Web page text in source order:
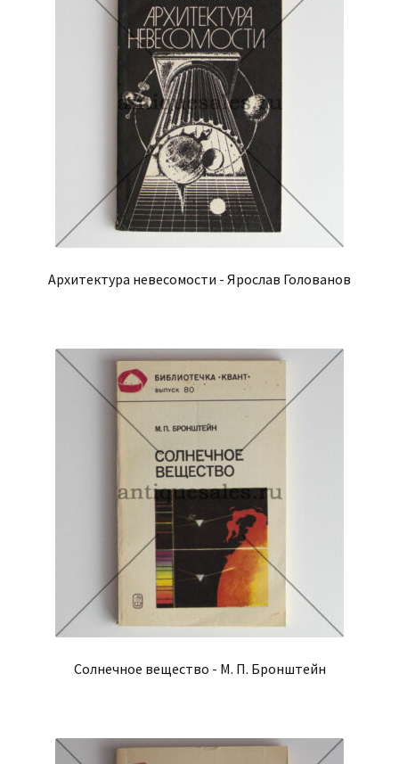
Архитектура невесомости - Ярослав Голованов
Солнечное вещество - М. П. Бронштейн